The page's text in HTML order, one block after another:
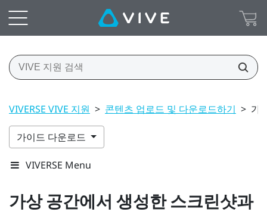
VIVERSE VIVE 지원 > 콘텐츠 업로드 및 다운로드하기 > 가
가이드 다운로드
VIVERSE Menu
가상 공간에서 생성한 스크린샷과